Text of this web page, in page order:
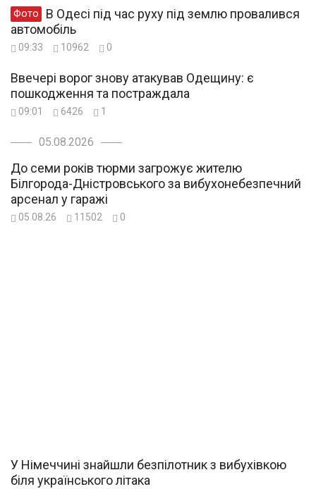
Фото
автомобіль
09:33 10962 0
Ввечері ворог знову атакував Одещину: є
пошкодження та постраждала
09:01 6426 1
05.08.2026
До семи років тюрми загрожує жителю
Білгорода-Дністровського за вибухонебезпечний
арсенал у гаражі
05.08.26 11502 0
У Німеччині знайшли безпілотник з вибухівкою
біля українського літака